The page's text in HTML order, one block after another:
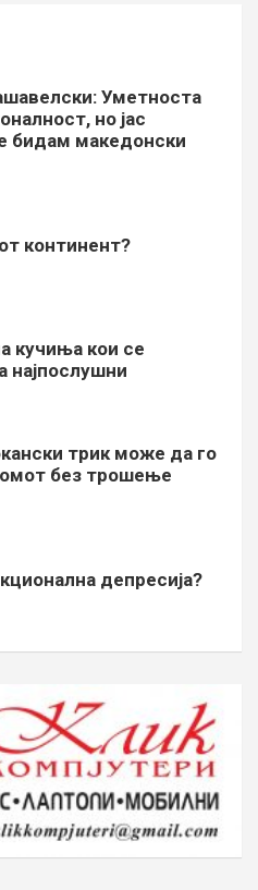
Уметноста
но јас
бидам македонски
континент?
кучиња кои се
најпослушни
трик може да го
без трошење
депресија?